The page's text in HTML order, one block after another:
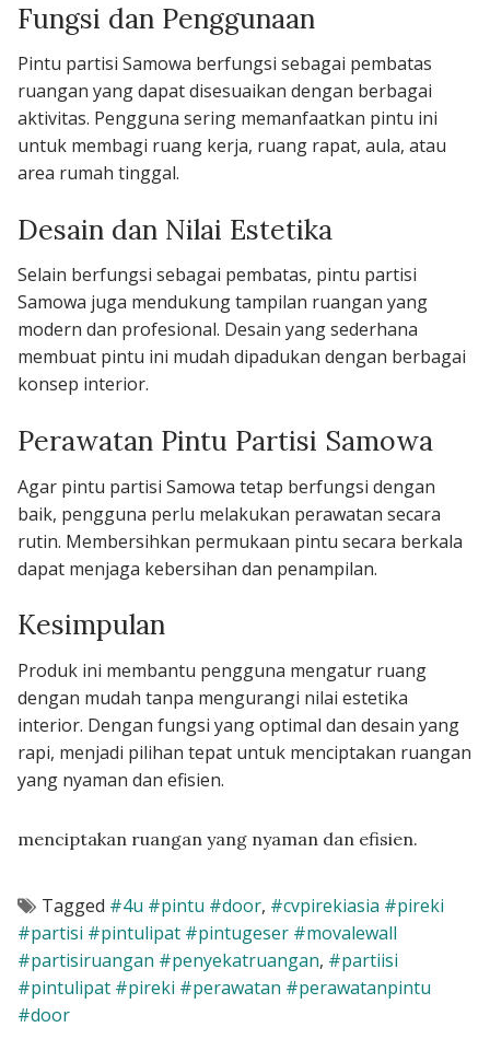
Fungsi dan Penggunaan
Pintu partisi Samowa berfungsi sebagai pembatas
ruangan yang dapat disesuaikan dengan berbagai
aktivitas. Pengguna sering memanfaatkan pintu ini
untuk membagi ruang kerja, ruang rapat, aula, atau
area rumah tinggal.
Desain dan Nilai Estetika
Selain berfungsi sebagai pembatas, pintu partisi
Samowa juga mendukung tampilan ruangan yang
modern dan profesional. Desain yang sederhana
membuat pintu ini mudah dipadukan dengan berbagai
konsep interior.
Perawatan Pintu Partisi Samowa
Agar pintu partisi Samowa tetap berfungsi dengan
baik, pengguna perlu melakukan perawatan secara
rutin. Membersihkan permukaan pintu secara berkala
dapat menjaga kebersihan dan penampilan.
Kesimpulan
Produk ini membantu pengguna mengatur ruang
dengan mudah tanpa mengurangi nilai estetika
interior. Dengan fungsi yang optimal dan desain yang
rapi, menjadi pilihan tepat untuk menciptakan ruangan
yang nyaman dan efisien.
menciptakan ruangan yang nyaman dan efisien.
Tagged #4u #pintu #door, #cvpirekiasia #pireki
#partisi #pintulipat #pintugeser #movalewall
#partisiruangan #penyekatruangan, #partiisi
#pintulipat #pireki #perawatan #perawatanpintu
#door